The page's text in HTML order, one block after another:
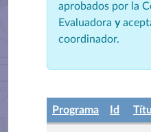
aprobados por la
Evaluadora y
coordinador.
Programa Id